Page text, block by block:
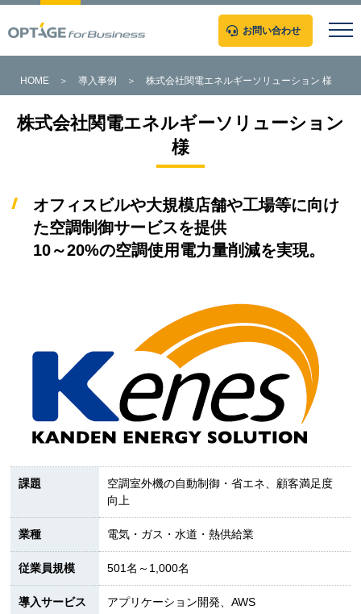
お問い合わせ
HOME＞ 導入事例 ＞ 株式会社関電エネルギーソリューション 様
株式会社関電エネルギーソリューション
様
オフィスビルや大規模店舗や工場等に向け
た空調制御サービスを提供
10～20%の空調使用電力量削減を実現。
課題
空調室外機の自動制御・省エネ、顧客満足度
向上
業種 電気・ガス・水道・熱供給業
従業員規模 501名～1,000名
導入サービス アプリケーション開発、AWS